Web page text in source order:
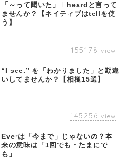
「～って聞いた」 I heardと言って
ませんか？【ネイティブはtellを使
う】
155178 view
“I see.” を「わかりました」と勘違
いしてませんか？【相槌15選】
145256 view
Everは「今まで」じゃないの？本
来の意味は「1回でも・たまにで
も」